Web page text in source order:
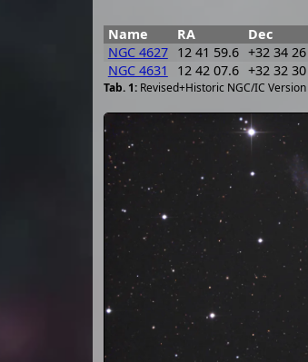
Revised+Historic NGC/IC
Name RA Dec
NGC 4627 12 41 59.6 +32 34 26
NGC 4631
12 42 07.6 +32 32 30